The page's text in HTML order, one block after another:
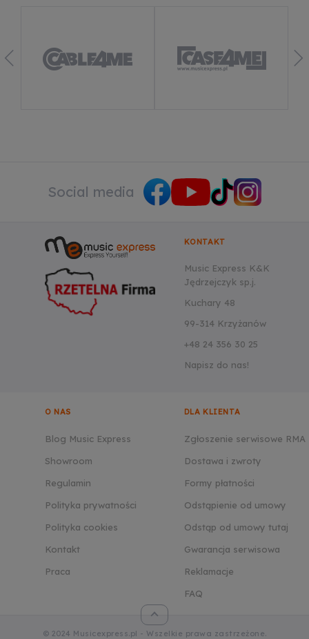
Social media
KONTAKT
Music Express K&K
Jędrzejczyk sp.j.
Kuchary 48
99-314 Krzyżanów
+48 24 356 30 25
Napisz do nas!
O NAS
Blog Music Express
Showroom
Regulamin
Polityka prywatności
Polityka cookies
Kontakt
Praca
DLA KLIENTA
Zgłoszenie serwisowe RMA
Dostawa i zwroty
Formy płatności
Odstąpienie od umowy
Odstąp od umowy tutaj
Gwarancja serwisowa
Reklamacje
FAQ
© 2024 Musicexpress.pl - Wszelkie prawa zastrzeżone.